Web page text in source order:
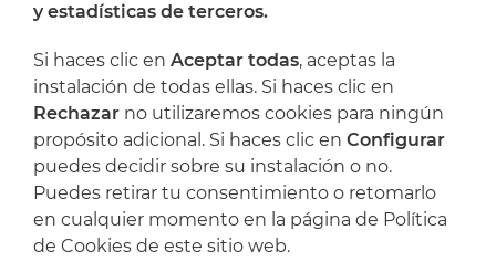
Dónde encontrarnos
Artijoc
Soporte
y estadísticas de terceros.
Si haces clic en Aceptar todas, aceptas la
instalación de todas ellas. Si haces clic en
Rechazar no utilizaremos cookies para ningún
propósito adicional. Si haces clic en Configurar
puedes decidir sobre su instalación o no.
Puedes retirar tu consentimiento o retomarlo
en cualquier momento en la página de Política
de Cookies de este sitio web.